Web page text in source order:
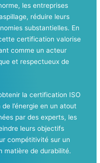
les entreprises
réduire leurs
substantielles. En
certification valorise
comme un acteur
et respectueux de
la certification ISO
l’énergie en un atout
par des experts, les
leurs objectifs
compétitivité sur un
matière de durabilité.